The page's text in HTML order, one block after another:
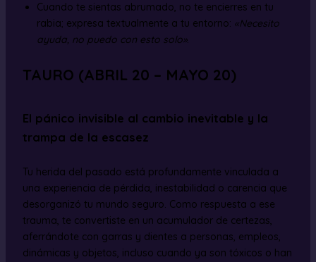
Cuando te sientas abrumado, no te encierres en tu
rabia; expresa textualmente a tu entorno: «Necesito
ayuda, no puedo con esto solo».
TAURO (ABRIL 20 – MAYO 20)
El pánico invisible al cambio inevitable y la
trampa de la escasez
Tu herida del pasado está profundamente vinculada a
una experiencia de pérdida, inestabilidad o carencia que
desorganizó tu mundo seguro. Como respuesta a ese
trauma, te convertiste en un acumulador de certezas,
aferrándote con garras y dientes a personas, empleos,
dinámicas y objetos, incluso cuando ya son tóxicos o han